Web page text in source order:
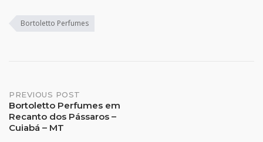
Bortoletto Perfumes
Post
navigation
PREVIOUS POST
Bortoletto Perfumes em
Recanto dos Pássaros –
Cuiabá – MT